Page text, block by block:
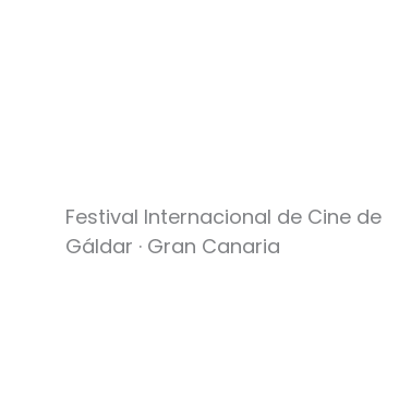
Festival Internacional de Cine de
Gáldar · Gran Canaria